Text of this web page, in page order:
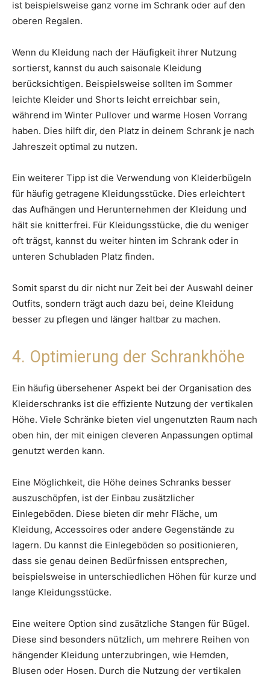
ist beispielsweise ganz vorne im Schrank oder auf den
oberen Regalen.
Wenn du Kleidung nach der Häufigkeit ihrer Nutzung
sortierst, kannst du auch saisonale Kleidung
berücksichtigen. Beispielsweise sollten im Sommer
leichte Kleider und Shorts leicht erreichbar sein,
während im Winter Pullover und warme Hosen Vorrang
haben. Dies hilft dir, den Platz in deinem Schrank je nach
Jahreszeit optimal zu nutzen.
Ein weiterer Tipp ist die Verwendung von Kleiderbügeln
für häufig getragene Kleidungsstücke. Dies erleichtert
das Aufhängen und Herunternehmen der Kleidung und
hält sie knitterfrei. Für Kleidungsstücke, die du weniger
oft trägst, kannst du weiter hinten im Schrank oder in
unteren Schubladen Platz finden.
Somit sparst du dir nicht nur Zeit bei der Auswahl deiner
Outfits, sondern trägt auch dazu bei, deine Kleidung
besser zu pflegen und länger haltbar zu machen.
4. Optimierung der Schrankhöhe
Ein häufig übersehener Aspekt bei der Organisation des
Kleiderschranks ist die effiziente Nutzung der vertikalen
Höhe. Viele Schränke bieten viel ungenutzten Raum nach
oben hin, der mit einigen cleveren Anpassungen optimal
genutzt werden kann.
Eine Möglichkeit, die Höhe deines Schranks besser
auszuschöpfen, ist der Einbau zusätzlicher
Einlegeböden. Diese bieten dir mehr Fläche, um
Kleidung, Accessoires oder andere Gegenstände zu
lagern. Du kannst die Einlegeböden so positionieren,
dass sie genau deinen Bedürfnissen entsprechen,
beispielsweise in unterschiedlichen Höhen für kurze und
lange Kleidungsstücke.
Eine weitere Option sind zusätzliche Stangen für Bügel.
Diese sind besonders nützlich, um mehrere Reihen von
hängender Kleidung unterzubringen, wie Hemden,
Blusen oder Hosen. Durch die Nutzung der vertikalen